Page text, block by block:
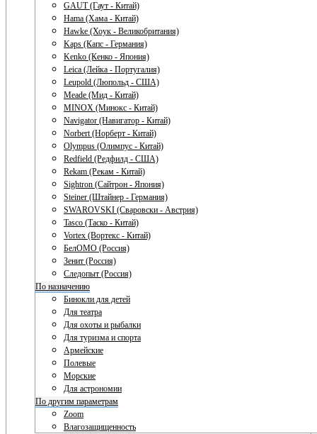
GAUT (Гаут - Китай)
Hama (Хама - Китай)
Hawke (Хоук - Великобритания)
Kaps (Капс - Германия)
Kenko (Кенко - Япония)
Leica (Лейка - Португалия)
Leupold (Люпольд - США)
Meade (Мид - Китай)
MINOX (Минокс - Китай)
Navigator (Навигатор - Китай)
Norbert (Норберт - Китай)
Olympus (Олимпус - Китай)
Redfield (Редфилд - США)
Rekam (Рекам - Китай)
Sightron (Сайтрон - Япония)
Steiner (Штайнер - Германия)
SWAROVSKI (Сваровски - Австрия)
Tasco (Таско - Китай)
Vortex (Вортекс - Китай)
БелОМО (Россия)
Зенит (Россия)
Следопыт (Россия)
По назначению
Бинокли для детей
Для театра
Для охоты и рыбалки
Для туризма и спорта
Армейские
Полевые
Морские
Для астрономии
По другим параметрам
Zoom
Влагозащищенность